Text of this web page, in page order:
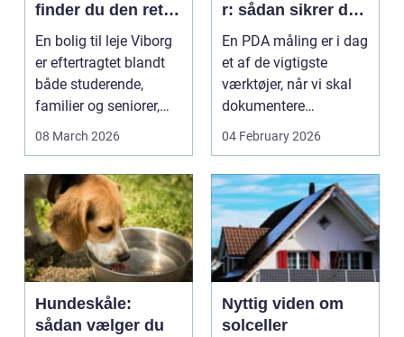
finder du den rette
lejlighed
En bolig til leje Viborg
er eftertragtet blandt
både studerende,
familier og seniorer,
fordi b...
08 March 2026
r: sådan sikrer du
dokumenteret
bæreevne
En PDA måling er i dag
et af de vigtigste
værktøjer, når vi skal
dokumentere
bæreevnen af pæle til
04 February 2026
Hundeskåle:
sådan vælger du
Nyttig viden om
solceller